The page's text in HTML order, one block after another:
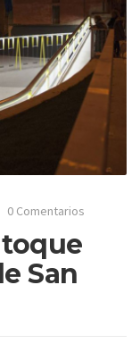
0 Comentarios
San